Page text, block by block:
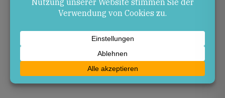
Rheinland-Pfalz wird die Landesregierung die
Umsetzung prüfen und für eine fristgerechte
Tarifrunden werden zeigen, ob weitere Anpassungen
nötig sind, um die Attraktivität des öffentlichen
Quellen